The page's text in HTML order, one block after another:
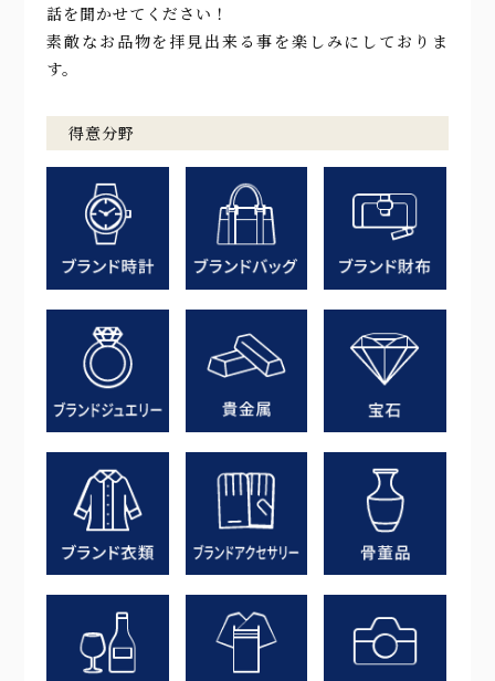
話を聞かせてください！
素敵なお品物を拝見出来る事を楽しみにしておりま
す。
得意分野